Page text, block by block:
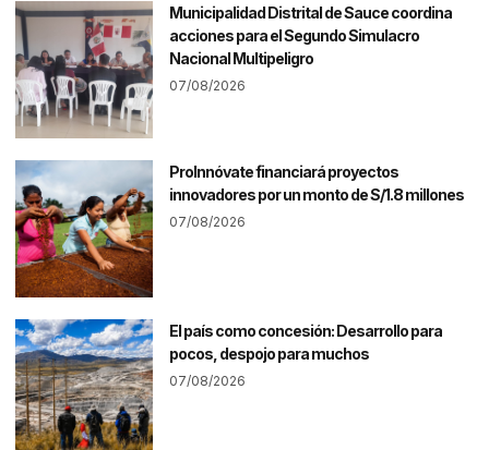
Municipalidad Distrital de Sauce coordina
acciones para el Segundo Simulacro
Nacional Multipeligro
07/08/2026
ProInnóvate financiará proyectos
innovadores por un monto de S/1.8 millones
07/08/2026
El país como concesión: Desarrollo para
pocos, despojo para muchos
07/08/2026